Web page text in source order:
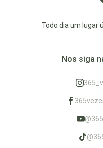
Todo dia um lugar
Nos siga